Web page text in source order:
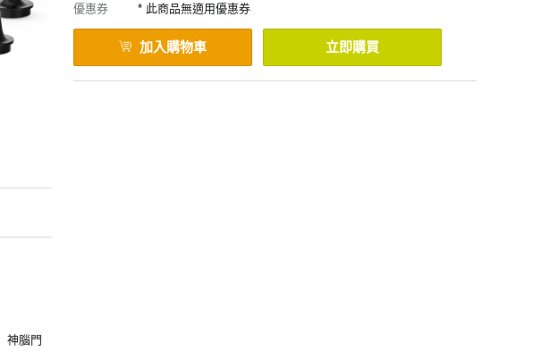
神腦門
優惠券 * 此商品無適用優惠券
加入購物車 立即購買